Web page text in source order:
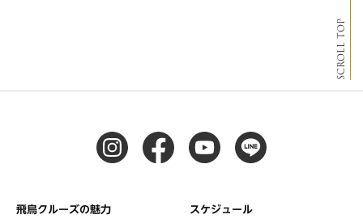
SCROLL TOP
飛鳥クルーズの魅力 スケジュール